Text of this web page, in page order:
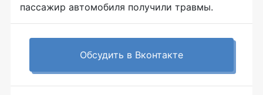
пассажир автомобиля получили травмы.
Обсудить в Вконтакте